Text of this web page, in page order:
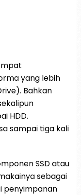
yang lebih
Bahkan
HDD.
sampai tiga kali
SSD atau
sebagai
penyimpanan